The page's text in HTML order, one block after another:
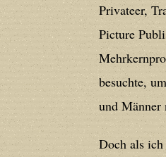
Deprecated:
in /home/users/
Deprecated:
deprecated in/
line179
Privateer,
Picture
besuchte,
und Männer
Doch als